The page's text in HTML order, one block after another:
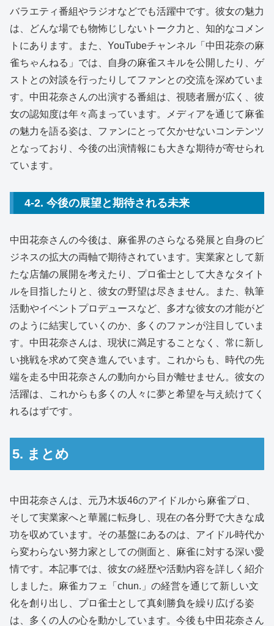
バラエティ番組やラジオなどでも活躍中です。彼女の魅力
は、どんな場でも物怖じしないトーク力と、知的なコメン
トにあります。また、YouTubeチャンネル「中田花奈の麻
雀ちゃんねる」では、自身の麻雀スキルを公開したり、ゲ
ストとの対談を行ったりしてファンとの交流を深めていま
す。中田花奈さんの出演する番組は、視聴者層が広く、彼
女の認知度は年々高まっています。メディアを通じて麻雀
の魅力を語る姿は、ファンにとって欠かせないコンテンツ
となっており、今後の出演情報にも大きな期待が寄せられ
ています。
4-2. 今後の展望と期待される未来
中田花奈さんの今後は、麻雀界のさらなる発展と自身のビ
ジネスの拡大の両軸で期待されています。実業家として新
たな店舗の展開を考えたり、プロ雀士として大きなタイト
ルを目指したりと、彼女の野望は尽きません。また、執筆
活動やイベントプロデュースなど、多才な彼女の才能がど
のように結実していくのか、多くのファンが注目していま
す。中田花奈さんは、現状に満足することなく、常に新し
い挑戦を求めて突き進んでいます。これからも、時代の先
端を走る中田花奈さんの動向から目が離せません。彼女の
活躍は、これからも多くの人々に夢と希望を与え続けてく
れるはずです。
5. まとめ
中田花奈さんは、元乃木坂46のアイドルから麻雀プロ、
そして実業家へと華麗に転身し、現在の各分野で大きな成
功を収めています。その基盤にあるのは、アイドル時代か
ら変わらない努力家としての側面と、麻雀に対する深い愛
情です。本記事では、彼女の経歴や活動内容を詳しく紹介
しました。麻雀カフェ「chun.」の経営を通じて新しい文
化を創り出し、プロ雀士として真剣勝負を繰り広げる姿
は、多くの人の心を動かしています。今後も中田花奈さん